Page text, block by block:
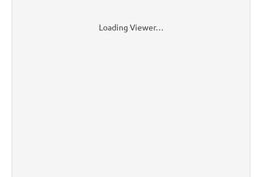
Loading Viewer…